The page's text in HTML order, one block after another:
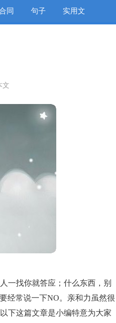
同 句子 实用文
文
一找你就答应；什么东西，别
经常说一下NO。亲和力虽然很
下这篇文章是小编特意为大家